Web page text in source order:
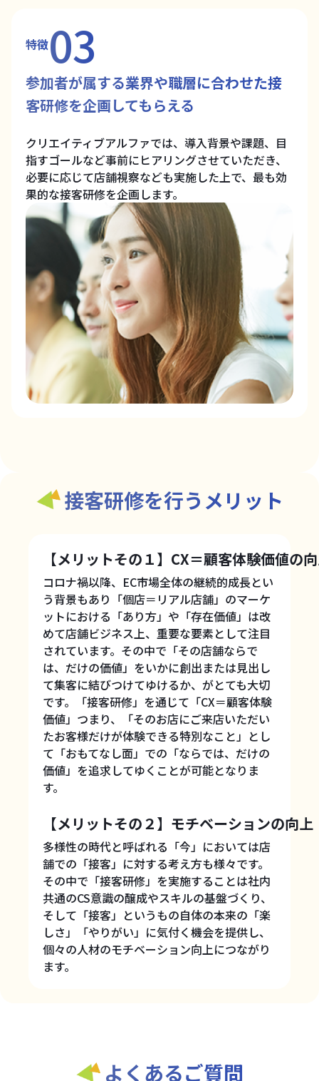
特徴03
参加者が属する業界や職層に合わせた接
客研修を企画してもらえる
クリエイティブアルファでは、導入背景や課題、目
指すゴールなど事前にヒアリングさせていただき、
必要に応じて店舗視察なども実施した上で、最も効
果的な接客研修を企画します。
接客研修を行うメリット
【メリットその１】CX＝顧客体験価値の
コロナ禍以降、EC市場全体の継続的成長とい
う背景もあり「個店＝リアル店舗」のマーケ
ットにおける「あり方」や「存在価値」は改
めて店舗ビジネス上、重要な要素として注目
されています。その中で「その店舗ならで
は、だけの価値」をいかに創出または見出し
て集客に結びつけてゆけるか、がとても大切
です。「接客研修」を通じて「CX＝顧客体験
価値」つまり、「そのお店にご来店いただい
たお客様だけが体験できる特別なこと」とし
て「おもてなし面」での「ならでは、だけの
価値」を追求してゆくことが可能となりま
す。
【メリットその２】モチベーションの向上
多様性の時代と呼ばれる「今」においては店
舗での「接客」に対する考え方も様々です。
その中で「接客研修」を実施することは社内
共通のCS意識の醸成やスキルの基盤づくり、
そして「接客」というもの自体の本来の「楽
しさ」「やりがい」に気付く機会を提供し、
個々の人材のモチベーション向上につながり
ます。
よくあるご質問